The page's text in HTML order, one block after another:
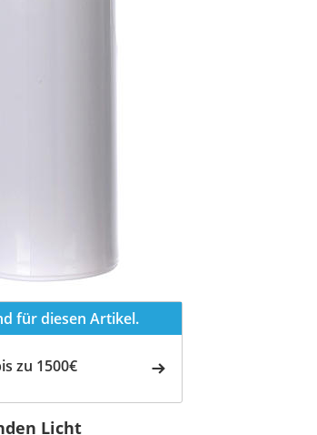
für diesen Artikel.
zu 1500€
Licht